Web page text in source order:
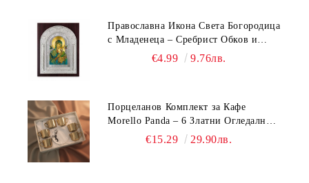
Православна Икона Света Богородица
с Младенеца – Сребрист Обков и
Стойка (23.5х19 см, 6 Модела)
€4.99 9.76лв.
Порцеланов Комплект за Кафе
Morello Panda – 6 Златни Огледални
Чаши с Анаморфно Отражение и
€15.29 29.90лв.